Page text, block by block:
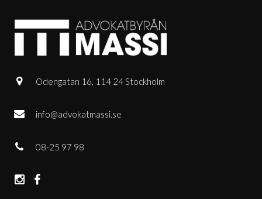
Odengatan 16, 114 24 Stockholm
info@advokatmassi.se
08-25 97 98